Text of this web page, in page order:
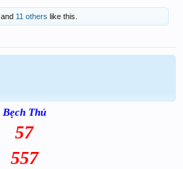
and 11 others like this.
Bẹch Thủ
57
557